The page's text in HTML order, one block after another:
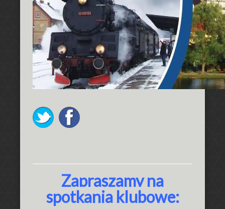
Zapraszamy na
spotkania klubowe: